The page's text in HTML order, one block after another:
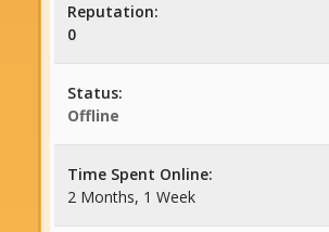
Reputation:
0
Status:
Offline
Time Spent Online:
2 Months, 1 Week